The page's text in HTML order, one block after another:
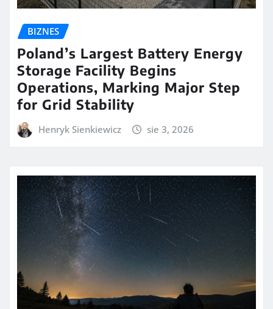
BIZNES
Poland’s Largest Battery Energy
Storage Facility Begins
Operations, Marking Major Step
for Grid Stability
Henryk Sienkiewicz sie 3, 2026